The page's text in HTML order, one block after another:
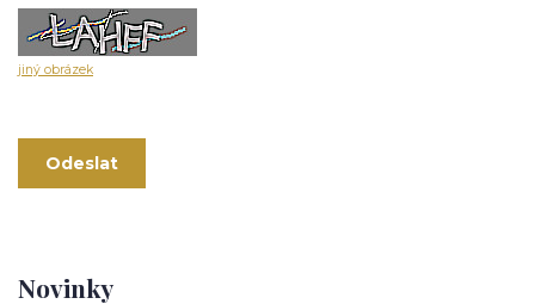
Novinky
jiný obrázek